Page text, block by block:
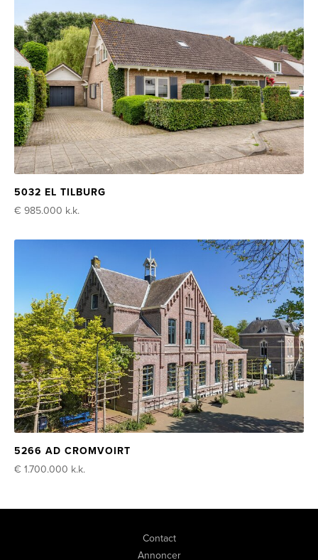
5032 EL TILBURG
€ 985.000 k.k.
5266 AD CROMVOIRT
€ 1.700.000 k.k.
Contact
Annoncer